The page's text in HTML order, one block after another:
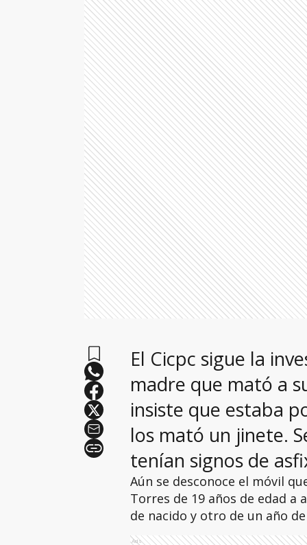
El Cicpc sigue la
madre que mató a
insiste que estaba
los mató un jinete.
tenían signos de
Aún se desconoce el móvil
Torres de 19 años de edad a
de nacido y otro de un año
Ads